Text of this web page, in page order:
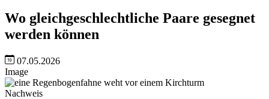
Wo gleichgeschlechtliche Paare gesegnet
werden können
07.05.2026
Image
Nachweis